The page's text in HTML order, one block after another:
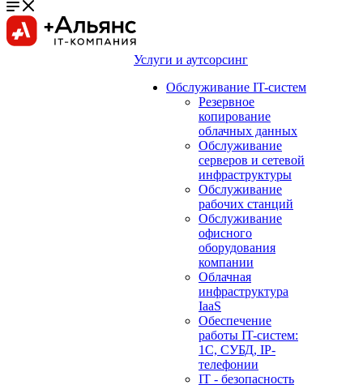
Услуги и аутсорсинг
Обслуживание IT-систем
Резервное
копирование
облачных данных
Обслуживание
серверов и сетевой
инфраструктуры
Обслуживание
рабочих станций
Обслуживание
офисного
оборудования
компании
Облачная
инфраструктура
IaaS
Обеспечение
работы IT-систем:
1С, СУБД, IP-
телефонии
IT - безопасность